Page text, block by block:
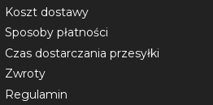
Koszt dostawy
Sposoby płatności
Czas dostarczania przesyłki
Zwroty
Regulamin